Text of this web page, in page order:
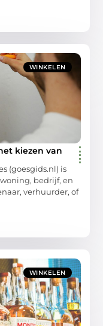
WINKELEN
kiezen van
(goesgids.nl) is
bedrijf, en
verhuurder, of
WINKELEN